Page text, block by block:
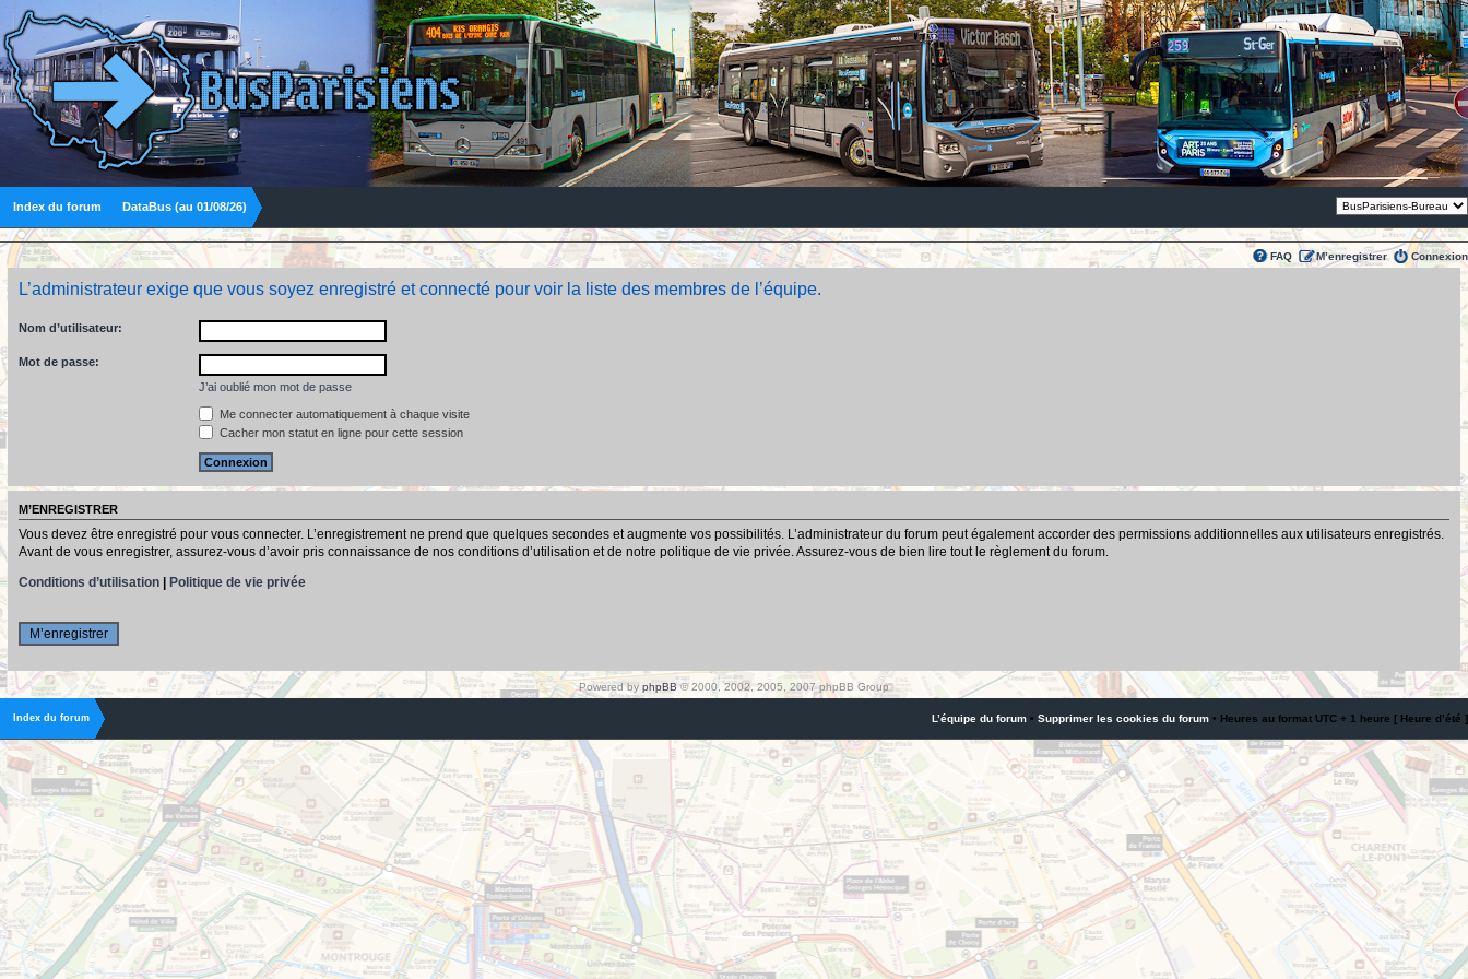
Index du forum DataBus (au 01/08/26)
FAQ M’enregistrer Connexion
L’administrateur exige que vous soyez enregistré et connecté pour voir la liste des membres de l’équipe.
Nom d’utilisateur:
Mot de passe:
J’ai oublié mon mot de passe
Me connecter automatiquement à chaque visite
Cacher mon statut en ligne pour cette session
M’ENREGISTRER
Vous devez être enregistré pour vous connecter. L’enregistrement ne prend que quelques secondes et augmente vos possibilités. L’administrateur du forum peut également accorder des permissions additionnelles aux utilisateurs enregistrés.
Avant de vous enregistrer, assurez-vous d’avoir pris connaissance de nos conditions d’utilisation et de notre politique de vie privée. Assurez-vous de bien lire tout le règlement du forum.
Conditions d’utilisation
Politique de vie privée
M’enregistrer
Powered by phpBB© 2000, 2002, 2005, 2007 phpBB Group
Index du forum L’équipe du forum • Supprimer les cookies du forum • Heures au format UTC + 1 heure [ Heure d’été ]